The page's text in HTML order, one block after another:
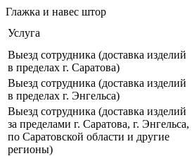
Глажка и навес штор
Услуга
Выезд сотрудника (доставка изделий
в пределах г. Саратова)
Выезд сотрудника (доставка изделий
в пределах г. Энгельса)
Выезд сотрудника (доставка изделий
за пределами г. Саратова, г. Энгельса,
по Саратовской области и другие
регионы)